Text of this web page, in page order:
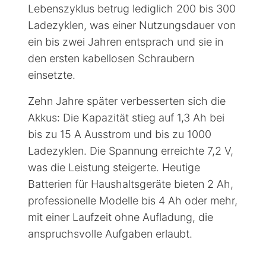
Lebenszyklus betrug lediglich 200 bis 300
Ladezyklen, was einer Nutzungsdauer von
ein bis zwei Jahren entsprach und sie in
den ersten kabellosen Schraubern
einsetzte.
Zehn Jahre später verbesserten sich die
Akkus: Die Kapazität stieg auf 1,3 Ah bei
bis zu 15 A Ausstrom und bis zu 1000
Ladezyklen. Die Spannung erreichte 7,2 V,
was die Leistung steigerte. Heutige
Batterien für Haushaltsgeräte bieten 2 Ah,
professionelle Modelle bis 4 Ah oder mehr,
mit einer Laufzeit ohne Aufladung, die
anspruchsvolle Aufgaben erlaubt.